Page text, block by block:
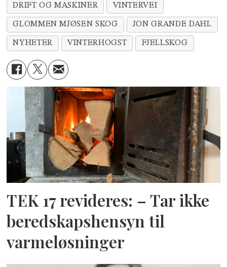
DRIFT OG MASKINER VINTERVEI
GLOMMEN MJØSEN SKOG JON GRANDE DAHL
NYHETER VINTERHOGST FJELLSKOG
TEK 17 revideres: – Tar ikke
beredskapshensyn til
varmeløsninger